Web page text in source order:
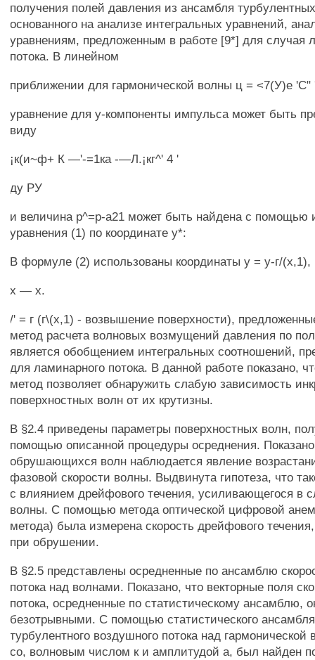
получения полей давления из ансамбля
основанного на анализе интегральных уравнений,
уравнениям, предложенным в работе [9*] для случая
потока. В линейном
приближении для гармонической волны ц = <7(У)е 'С"
уравнение для у-компоненты импульса может быть
виду
¡к(и~ф+ К —'-=1ка -—Л.¡кг^' 4 '
ду РУ
и величина р^=р-а21 может быть найдена с помощью
уравнения (1) по координате у*:
В формуле (2) использованы координаты у = у-г/(х,1),
х — х.
/' = г (г\(х,1) - возвышение поверхности),
метод расчета волновых возмущений давления по
является обобщением интегральных соотношений,
для ламинарного потока. В данной работе показано,
метод позволяет обнаружить слабую зависимость
поверхностных волн от их крутизны.
В §2.4 приведены параметры поверхностных волн,
помощью описанной процедуры осреднения.
обрушающихся волн наблюдается явление
фазовой скорости волны. Выдвинута гипотеза, что
с влиянием дрейфового течения, усиливающегося в
волны. С помощью метода оптической цифровой
метода) была измерена скорость дрейфового
при обрушении.
В §2.5 представлены осредненные по ансамблю
потока над волнами. Показано, что векторные поля
потока, осредненные по статистическому ансамблю,
безотрывными. С помощью статистического
турбулентного воздушного потока над гармонической
со, волновым числом к и амплитудой а, был найден